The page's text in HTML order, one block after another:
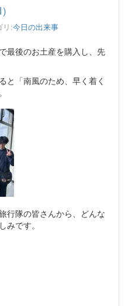
リ:今日の出来事
最後のお土産を購入し、先
と「南風のため、早く着く
行隊の皆さんから、どんな
みです。